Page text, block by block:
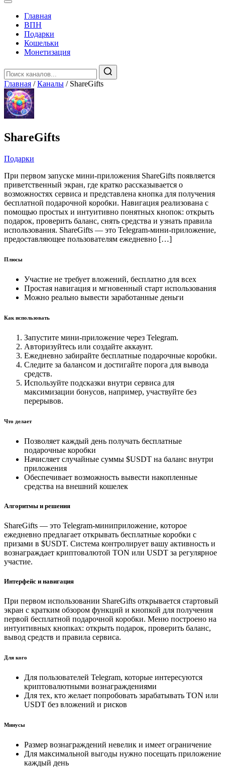
Главная
️ВПН
Подарки
Кошельки
Монетизация
Главная / Каналы / ShareGifts
ShareGifts
Подарки
При первом запуске мини-приложения ShareGifts появляется
приветственный экран, где кратко рассказывается о
возможностях сервиса и представлена кнопка для получения
бесплатной подарочной коробки. Навигация реализована с
помощью простых и интуитивно понятных кнопок: открыть
подарок, проверить баланс, снять средства и узнать правила
использования. ShareGifts — это Telegram-мини-приложение,
предоставляющее пользователям ежедневно […]
Плюсы
Участие не требует вложений, бесплатно для всех
Простая навигация и мгновенный старт использования
Можно реально вывести заработанные деньги
Как использовать
Запустите мини-приложение через Telegram.
Авторизуйтесь или создайте аккаунт.
Ежедневно забирайте бесплатные подарочные коробки.
Следите за балансом и достигайте порога для вывода
средств.
Используйте подсказки внутри сервиса для
максимизации бонусов, например, участвуйте без
перерывов.
Что делает
Позволяет каждый день получать бесплатные
подарочные коробки
Начисляет случайные суммы $USDT на баланс внутри
приложения
Обеспечивает возможность вывести накопленные
средства на внешний кошелек
Алгоритмы и решения
ShareGifts — это Telegram-миниприложение, которое
ежедневно предлагает открывать бесплатные коробки с
призами в $USDT. Система контролирует вашу активность и
вознаграждает криптовалютой TON или USDT за регулярное
участие.
Интерфейс и навигация
При первом использовании ShareGifts открывается стартовый
экран с кратким обзором функций и кнопкой для получения
первой бесплатной подарочной коробки. Меню построено на
интуитивных кнопках: открыть подарок, проверить баланс,
вывод средств и правила сервиса.
Для кого
Для пользователей Telegram, которые интересуются
криптовалютными вознаграждениями
Для тех, кто желает попробовать зарабатывать TON или
USDT без вложений и рисков
Минусы
Размер вознаграждений невелик и имеет ограничение
Для максимальной выгоды нужно посещать приложение
каждый день